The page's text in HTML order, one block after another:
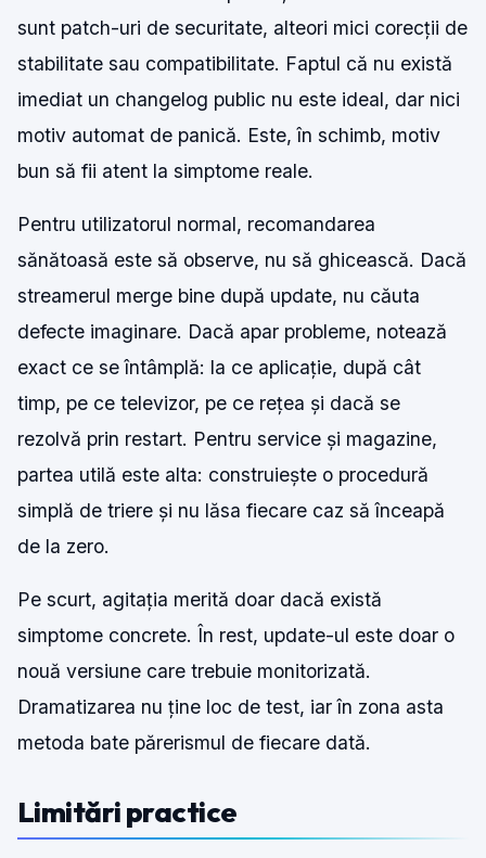
sunt patch-uri de securitate, alteori mici corecții de
stabilitate sau compatibilitate. Faptul că nu există
imediat un changelog public nu este ideal, dar nici
motiv automat de panică. Este, în schimb, motiv
bun să fii atent la simptome reale.
Pentru utilizatorul normal, recomandarea
sănătoasă este să observe, nu să ghicească. Dacă
streamerul merge bine după update, nu căuta
defecte imaginare. Dacă apar probleme, notează
exact ce se întâmplă: la ce aplicație, după cât
timp, pe ce televizor, pe ce rețea și dacă se
rezolvă prin restart. Pentru service și magazine,
partea utilă este alta: construiește o procedură
simplă de triere și nu lăsa fiecare caz să înceapă
de la zero.
Pe scurt, agitația merită doar dacă există
simptome concrete. În rest, update-ul este doar o
nouă versiune care trebuie monitorizată.
Dramatizarea nu ține loc de test, iar în zona asta
metoda bate părerismul de fiecare dată.
Limitări practice